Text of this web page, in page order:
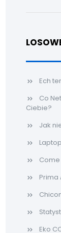
Ech
Co
Ciebie?
Jak
Come
Prima
Eko